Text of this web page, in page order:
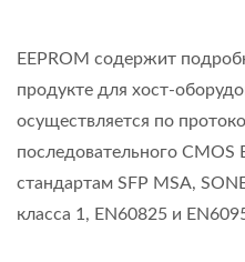
EEPROM содержит
продукте для хост-
осуществляется по
последовательного CMOS
стандартам SFP MSA,
класса 1, EN60825 и